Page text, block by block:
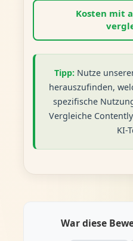
Kosten mit
Tipp: Nutze
herauszufinden,
spezifische
Vergleiche
KI-
War diese